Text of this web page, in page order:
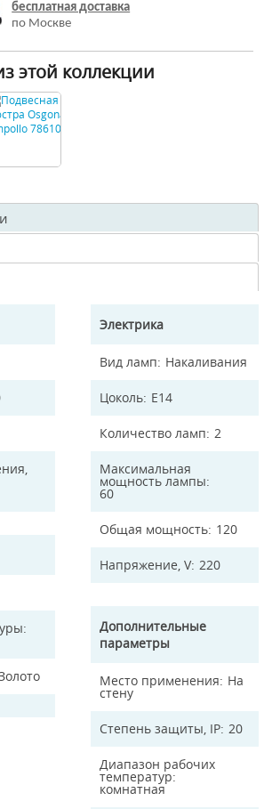
бесплатная доставка
по Москве
этой коллекции
Электрика
Вид ламп Накаливания
Цоколь E14
Количество ламп 2
Максимальная
мощность лампы
60
Общая мощность 120
Напряжение, V 220
Дополнительные
параметры
Место применения На
стену
Степень защиты, IP 20
Диапазон рабочих
температур
комнатная